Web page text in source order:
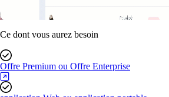
Ce dont vous aurez besoin
Offre Premium ou Offre Enterprise